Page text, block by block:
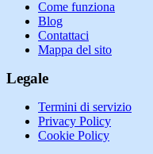
Come funziona
Blog
Contattaci
Mappa del sito
Legale
Termini di servizio
Privacy Policy
Cookie Policy